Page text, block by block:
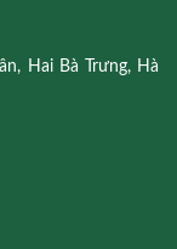
Hai Bà Trưng, Hà